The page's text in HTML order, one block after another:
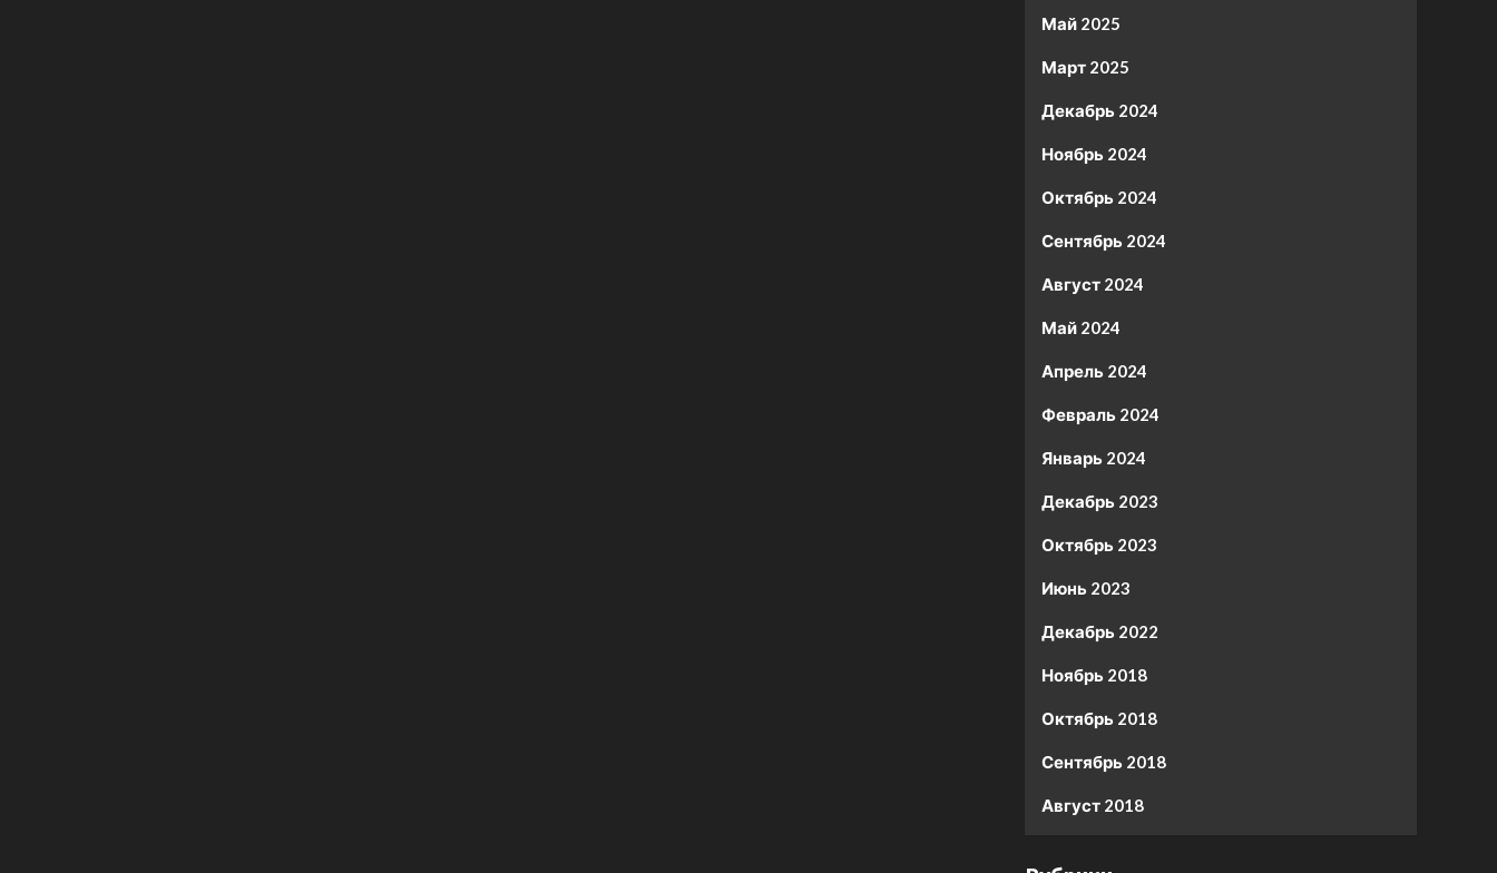
Май 2025
Март 2025
Декабрь 2024
Ноябрь 2024
Октябрь 2024
Сентябрь 2024
Август 2024
Май 2024
Апрель 2024
Февраль 2024
Январь 2024
Декабрь 2023
Октябрь 2023
Июнь 2023
Декабрь 2022
Ноябрь 2018
Октябрь 2018
Сентябрь 2018
Август 2018